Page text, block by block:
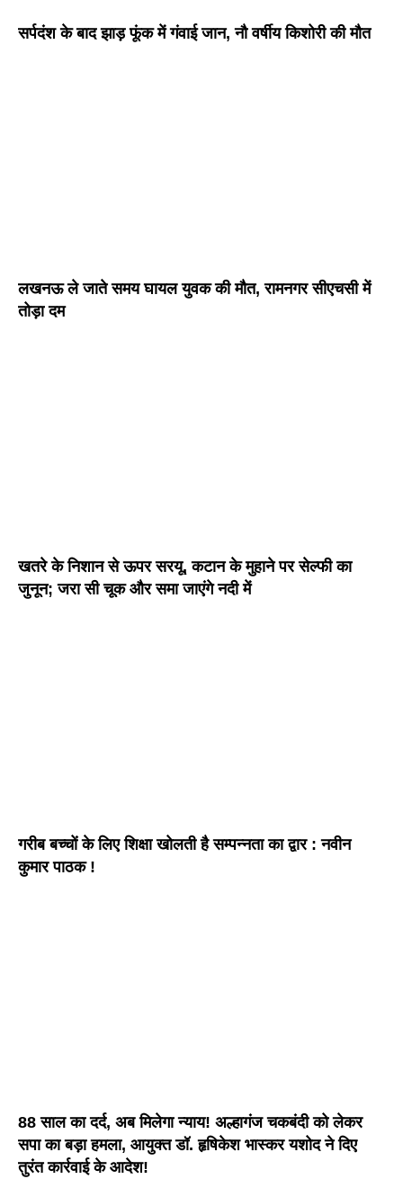
सर्पदंश के बाद झाड़ फूंक में गंवाई जान, नौ वर्षीय किशोरी की मौत
लखनऊ ले जाते समय घायल युवक की मौत, रामनगर सीएचसी में
तोड़ा दम
खतरे के निशान से ऊपर सरयू, कटान के मुहाने पर सेल्फी का
जुनून; जरा सी चूक और समा जाएंगे नदी में
गरीब बच्चों के लिए शिक्षा खोलती है सम्पन्नता का द्वार : नवीन
कुमार पाठक !
88 साल का दर्द, अब मिलेगा न्याय! अल्हागंज चकबंदी को लेकर
सपा का बड़ा हमला, आयुक्त डॉ. हृषिकेश भास्कर यशोद ने दिए
तुरंत कार्रवाई के आदेश!